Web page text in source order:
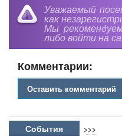
Уважаемый
как
Мы
либо войти на
Комментарии:
Оставить комментарий
События >>>